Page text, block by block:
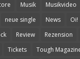
Musik Musikvideo
neue single News Oi!
Review Rezension
Tickets Tough